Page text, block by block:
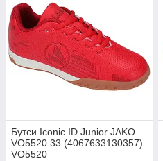
Бутси Iconic ID Junior JAKO
VO5520 33 (4067633130357)
VO5520